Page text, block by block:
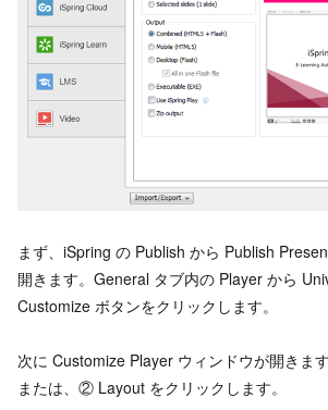
まず、iSpring の Publish から Publish
開きます。General タブ内の Player から
Customize ボタンをクリックします。
次に Customize Player ウィンドウが開きま
または、② Layout をクリックします。